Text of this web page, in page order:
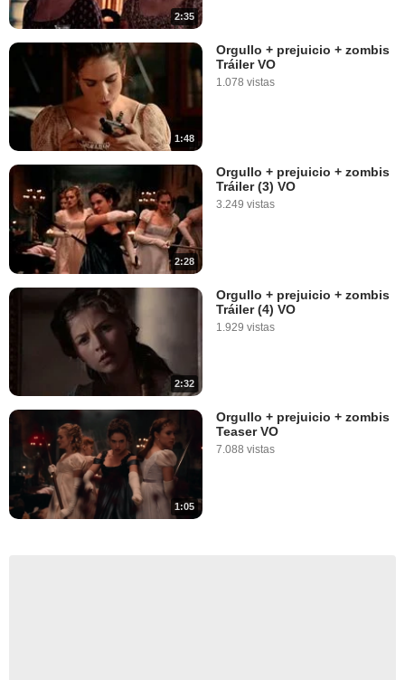
2:35
1:48
Orgullo + prejuicio + zombis
Tráiler VO
1.078 vistas
2:28
Orgullo + prejuicio + zombis
Tráiler (3) VO
3.249 vistas
2:32
Orgullo + prejuicio + zombis
Tráiler (4) VO
1.929 vistas
1:05
Orgullo + prejuicio + zombis
Teaser VO
7.088 vistas